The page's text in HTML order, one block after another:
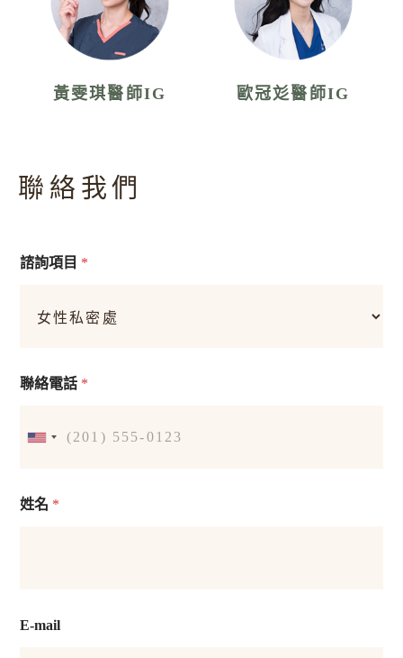
黃雯琪醫師IG 歐冠彣醫師IG
聯絡我們
諮詢項目 *
聯絡電話 *
姓名 *
E-mail